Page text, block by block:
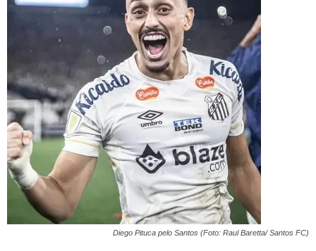
Diego Pituca pelo Santos (Foto: Raul Baretta/ Santos FC)